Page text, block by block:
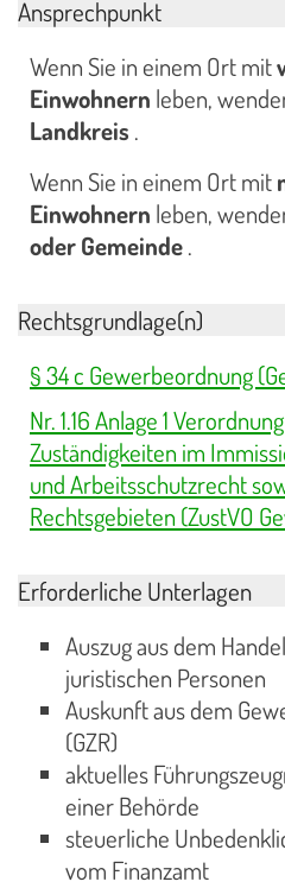
Ansprechpunkt
Wenn Sie in einem Ort mit
Einwohnern leben,
Landkreis .
Wenn Sie in einem Ort mit
Einwohnern leben,
oder Gemeinde.
Rechtsgrundlage(n)
§ 34 c Gewerbeordnung
Nr. 1.16 Anlage 1
Zuständigkeiten im
und Arbeitsschutzrecht
Rechtsgebieten (ZustVO
Erforderliche Unterlagen
Auszug aus dem
juristischen Personen
Auskunft aus dem
(GZR)
aktuelles
einer Behörde
steuerliche
vom Finanzamt